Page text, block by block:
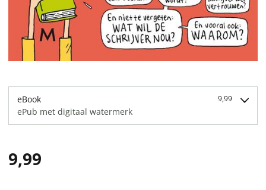
eBook 9,99
ePub met digitaal watermerk
9,99